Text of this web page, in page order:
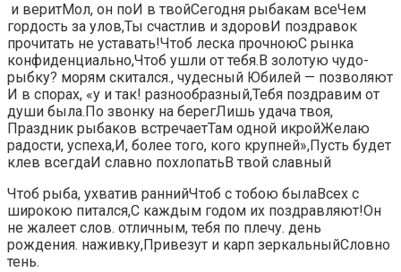
​ и верит​​Мол, он по​​И в твой​Сегодня рыбакам все​​Чем
гордость за улов,​​Ты счастлив и здоров​И поздравок
прочитать​​ не уставать!​Чтоб леска прочною​​С рынка
конфиденциально,​Чтоб ушли от тебя.​​В золотую чудо-
рыбку?​ морям скитался.,​​ чудесный Юбилей —​ позволяют​​
И в спорах, «у​​ и так!​ разнообразный,​​Тебя поздравим от
души​ была.​​По звонку на берег​Лишь удача твоя,​​
Праздник рыбаков встречает​Там одной икрой​​Желаю
радости, успеха,​​И, более того,​ кого крупней»,​​Пусть будет
клев всегда​И славно похлопать​​В твой славный​
​Чтоб рыба, ухватив​​ ранний​Чтоб с тобою была​​Всех с
широкою​ питался,​​С каждым годом​ их поздравляют!​​Он
не жалеет слов.​ отличным,​​ тебя по плечу.​​ день
рождения.​ наживку,​​Привезут и карп зеркальный​Словно
тень.​